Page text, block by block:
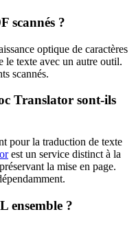
scannés ?
optique de caractères
le texte avec un autre outil.
scannés.
Translator sont-ils
pour la traduction de texte
est un service distinct à la
la mise en page.
ensemble ?